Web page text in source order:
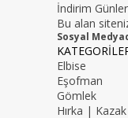
İndirim
Bu alan
Sosyal
Elbise
Eşofman
Gömlek
Hırka | Kazak